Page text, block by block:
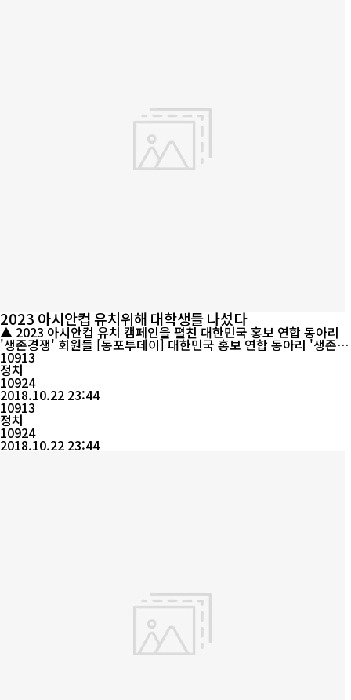
2023 아시안컵 유치위해 대학생들 나섰다
▲ 2023 아시안컵 유치 캠페인을 펼친 대한민국 홍보 연합 동아리
'생존경쟁' 회원들 [동포투데이] 대한민국 홍보 연합 동아리 '생존경
쟁'이 오는 31일 말레이시아 쿠알라룸푸에서 최종 결정이 나는 202
3 아시안컵 유치를 위해 발 벗고 나섰다. 지난 3개월 동안 생존경쟁
대학생 회원들이 아시안컵 유치 후보 도시인 부산, 수원 등 8개 도시
의 축구장을 직접 방문하여 2013명의 유치기원 서명을 받았다. 특히
이들...
10913
정치
10924
2018.10.22 23:44
10913
정치
10924
2018.10.22 23:44